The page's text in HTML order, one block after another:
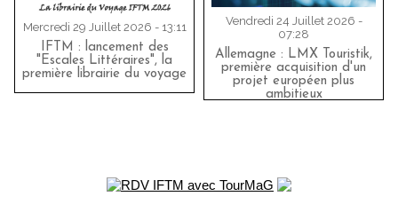
Mercredi 29 Juillet 2026 - 13:11
IFTM : lancement des
"Escales Littéraires", la
première librairie du voyage
Vendredi 24 Juillet 2026 -
07:28
Allemagne : LMX Touristik,
première acquisition d'un
projet européen plus
ambitieux